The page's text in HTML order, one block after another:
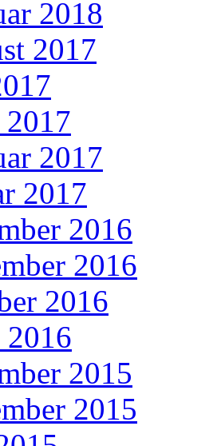
2018
2017
2017
2017
2016
2016
2016
2015
2015